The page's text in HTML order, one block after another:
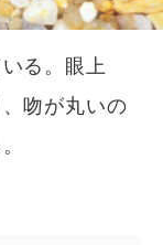
る。眼上
吻が丸いの